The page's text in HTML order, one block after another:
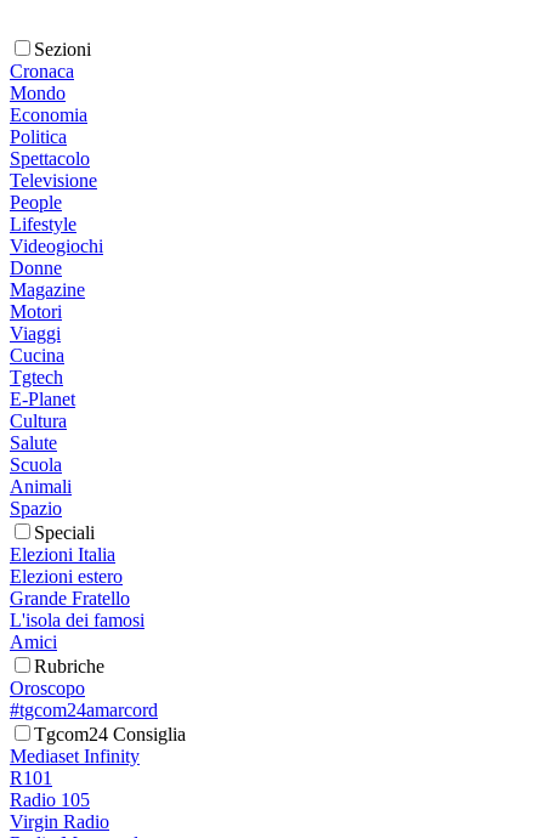
Sezioni
Cronaca
Mondo
Economia
Politica
Spettacolo
Televisione
People
Lifestyle
Videogiochi
Donne
Magazine
Motori
Viaggi
Cucina
Tgtech
E-Planet
Cultura
Salute
Scuola
Animali
Spazio
Speciali
Elezioni Italia
Elezioni estero
Grande Fratello
L'isola dei famosi
Amici
Rubriche
Oroscopo
#tgcom24amarcord
Tgcom24 Consiglia
Mediaset Infinity
R101
Radio 105
Virgin Radio